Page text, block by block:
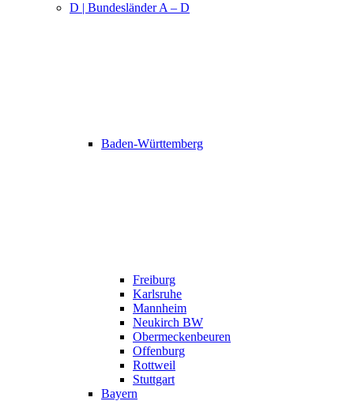
D | Bundesländer A – D
Baden-Württemberg
Freiburg
Karlsruhe
Mannheim
Neukirch BW
Obermeckenbeuren
Offenburg
Rottweil
Stuttgart
Bayern